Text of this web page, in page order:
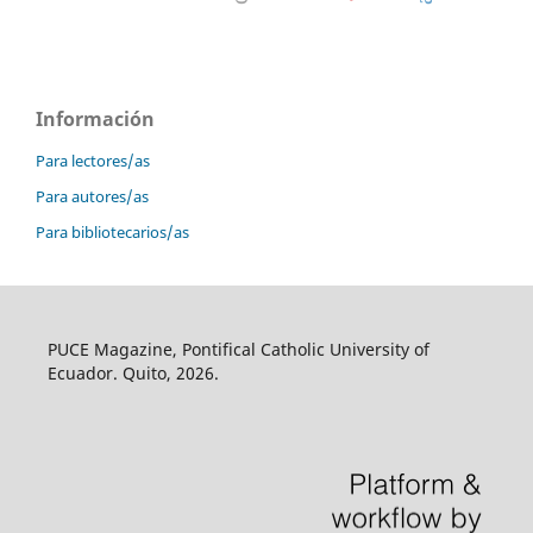
Información
Para lectores/as
Para autores/as
Para bibliotecarios/as
PUCE Magazine, Pontifical Catholic University of
Ecuador. Quito, 2026.